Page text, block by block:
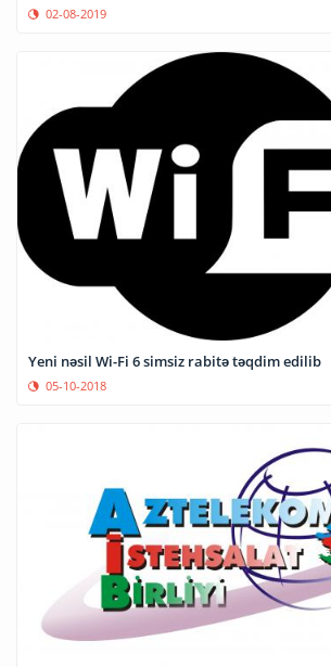
02-08-2019
Yeni nəsil Wi-Fi 6 simsiz rabitə təqdim edilib
05-10-2018